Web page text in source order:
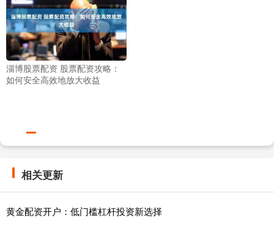
淄博股票配资 股票配资攻略：
如何安全高效地放大收益
相关更新
黄金配资开户：低门槛杠杆投资新选择